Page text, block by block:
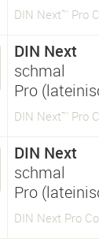
DIN Next™ Pro
DIN Next
schmal
Pro
DIN Next™ Pro
DIN Next
schmal
Pro
DIN Next Pro